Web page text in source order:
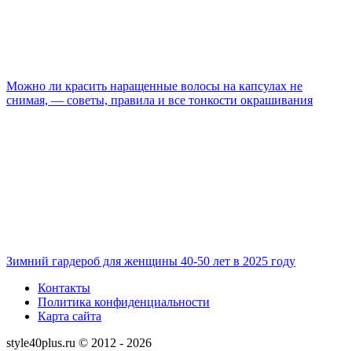
Можно ли красить наращенные волосы на капсулах не
снимая, — советы, правила и все тонкости окрашивания
Зимний гардероб для женщины 40-50 лет в 2025 году
Контакты
Политика конфиденциальности
Карта сайта
style40plus.ru © 2012 - 2026